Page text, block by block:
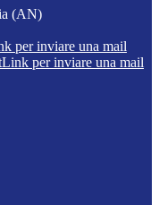
(AN)
per inviare una mail
Link per inviare una mail